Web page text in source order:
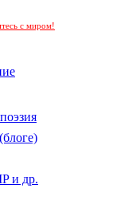
с миром!
и др.